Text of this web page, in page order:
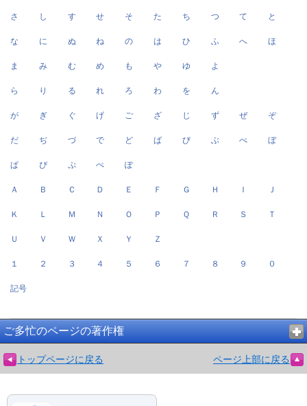
さ し す せ そ た ち つ て と
な に ぬ ね の は ひ ふ へ ほ
ま み む め も や ゆ よ
ら り る れ ろ わ を ん
が ぎ ぐ げ ご ざ じ ず ぜ ぞ
だ ぢ づ で ど ば び ぶ べ ぼ
ぱ ぴ ぷ ぺ ぽ
Ａ Ｂ Ｃ Ｄ Ｅ Ｆ Ｇ Ｈ Ｉ Ｊ
Ｋ Ｌ Ｍ Ｎ Ｏ Ｐ Ｑ Ｒ Ｓ Ｔ
Ｕ Ｖ Ｗ Ｘ Ｙ Ｚ
１ ２ ３ ４ ５ ６ ７ ８ ９ ０
記号
ご多忙のページの著作権
トップページに戻る ページ上部に戻る